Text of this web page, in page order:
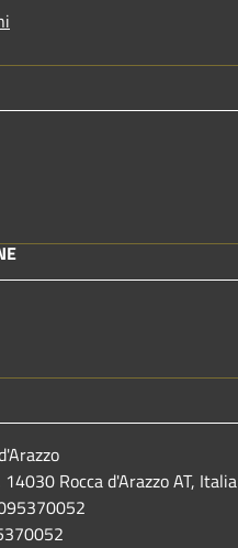
Rocca d'Arazzo AT, Italia